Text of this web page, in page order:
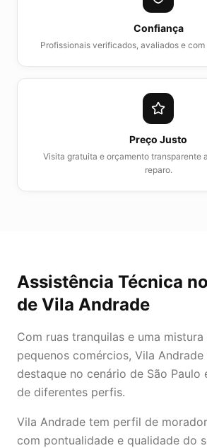
Confiança
Profissionais verificados, avaliados e com
Preço Justo
Visita gratuita e orçamento transparente
reparo.
Assistência Técnica
de Vila Andrade
Com ruas tranquilas e uma
pequenos comércios, Vila
destaque no cenário de São Paulo
de diferentes perfis.
Vila Andrade tem perfil de
com pontualidade e qualidade do